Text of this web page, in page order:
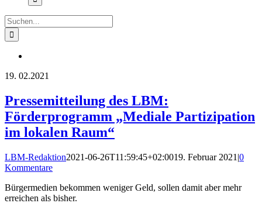
Suche
nach:
19. 02.2021
Pressemitteilung des LBM:
Förderprogramm „Mediale Partizipation
im lokalen Raum“
LBM-Redaktion2021-06-26T11:59:45+02:0019. Februar 2021 |0
Kommentare
Bürgermedien bekommen weniger Geld, sollen damit aber mehr
erreichen als bisher.